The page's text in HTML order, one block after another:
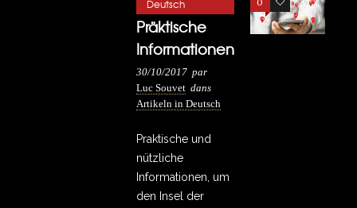
Deutsch
Präktische
Informationen
30/10/2017 par
Luc Souvet dans
Artikeln in Deutsch
Praktische und
nützliche
Informationen, um
den Insel der